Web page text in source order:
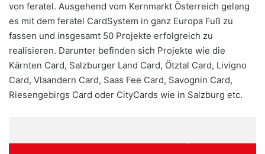
von feratel. Ausgehend vom Kernmarkt Österreich gelang
es mit dem feratel CardSystem in ganz Europa Fuß zu
fassen und insgesamt 50 Projekte erfolgreich zu
realisieren. Darunter befinden sich Projekte wie die
Kärnten Card, Salzburger Land Card, Ötztal Card, Livigno
Card, Vlaandern Card, Saas Fee Card, Savognin Card,
Riesengebirgs Card oder CityCards wie in Salzburg etc.